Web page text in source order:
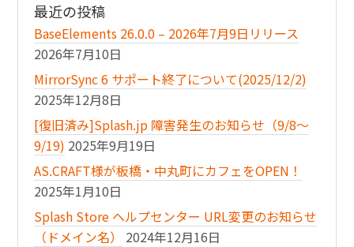
最近の投稿
BaseElements 26.0.0 – 2026年7月9日リリース
2026年7月10日
MirrorSync 6 サポート終了について(2025/12/2)
2025年12月8日
[復旧済み]Splash.jp 障害発生のお知らせ（9/8〜
9/19) 2025年9月19日
AS.CRAFT様が板橋・中丸町にカフェをOPEN！
2025年1月10日
Splash Store ヘルプセンター URL変更のお知らせ
（ドメイン名）
2024年12月16日